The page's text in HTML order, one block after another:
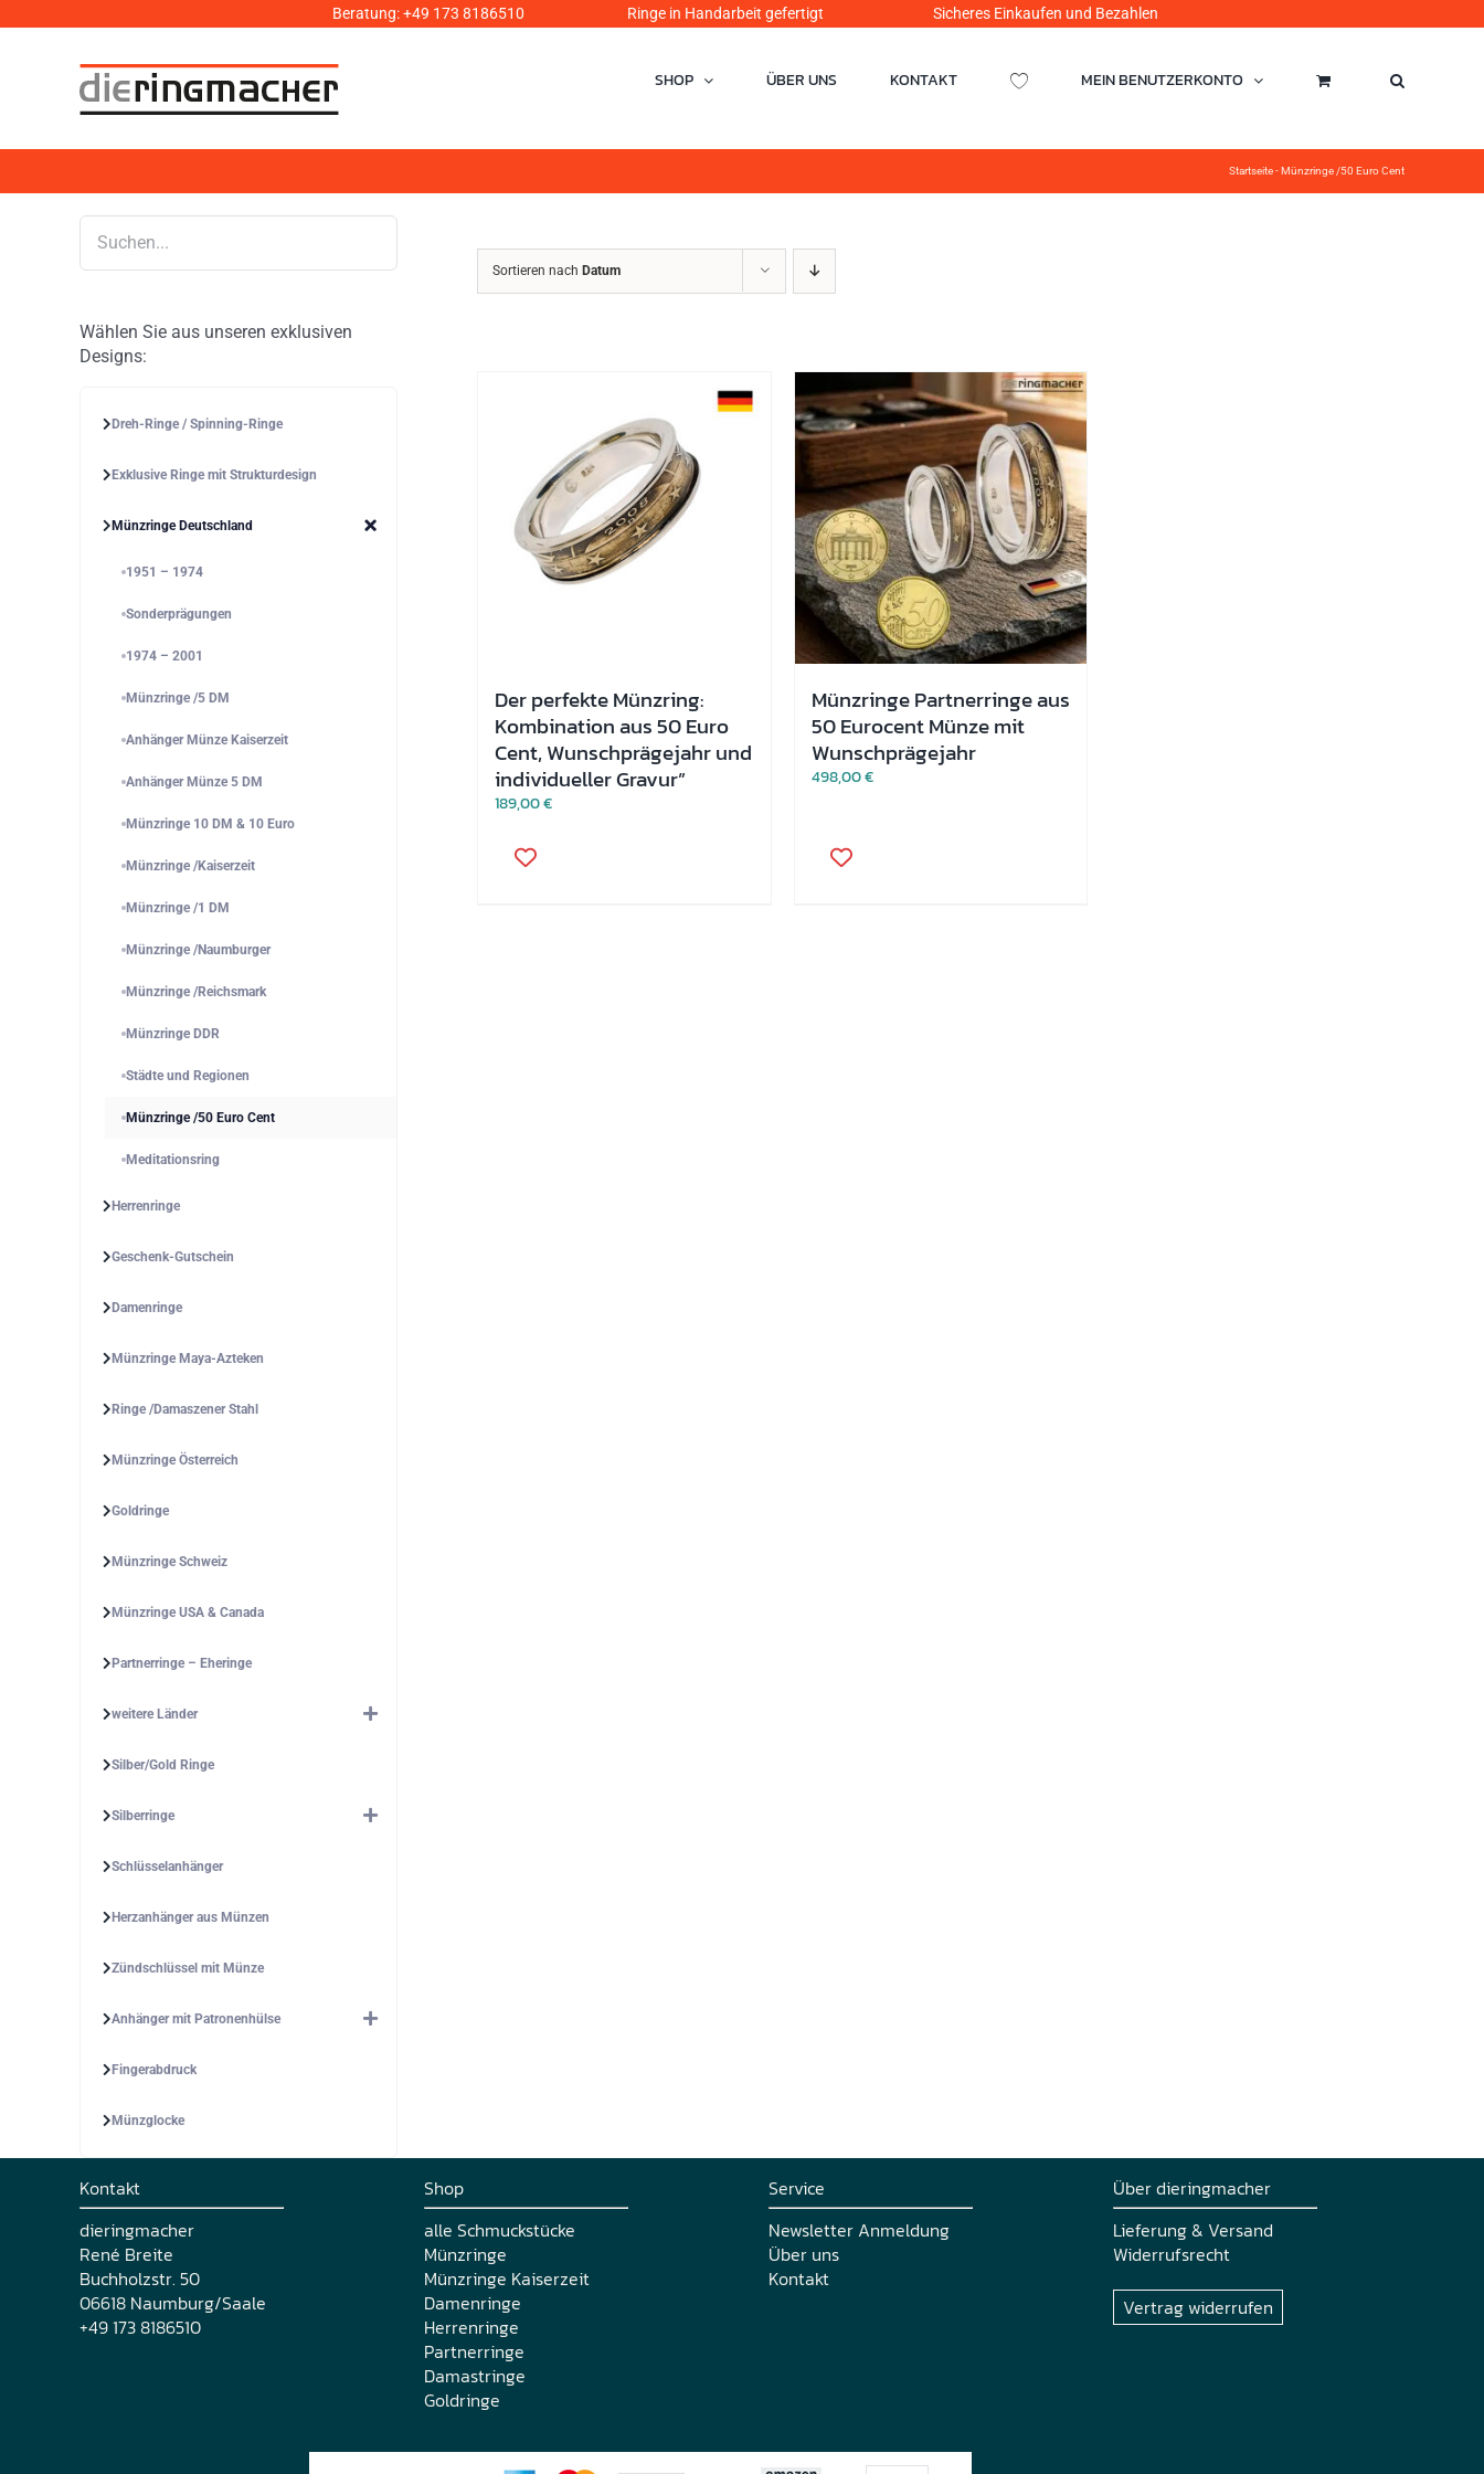
Beratung:+49 173 8186510 Ringe in Handarbeit gefertigt Sicheres Einkaufen und Bezahlen
Inhalt
SHOP ÜBER UNS KONTAKT MEIN BENUTZERKONTO
Startseite-Münzringe /50 Euro Cent
Sortieren nach Datum
Der perfekte Münzring:
Kombination aus 50 Euro
Cent, Wunschprägejahr und
individueller Gravur”
189,00€
Produkt
Münzringe Partnerringe aus
50 Eurocent Münze mit
Wunschprägejahr
498,00€
Produkt
Wählen Sie aus unseren exklusiven
Designs:
Dreh-Ringe / Spinning-Ringe
Exklusive Ringe mit Strukturdesign
Münzringe Deutschland
1951 – 1974
Sonderprägungen
1974 – 2001
Münzringe /5 DM
Anhänger Münze Kaiserzeit
Anhänger Münze 5 DM
Münzringe 10 DM & 10 Euro
Münzringe /Kaiserzeit
Münzringe /1 DM
Münzringe /Naumburger
Münzringe /Reichsmark
Münzringe DDR
Städte und Regionen
Münzringe /50 Euro Cent
Meditationsring
Herrenringe
Geschenk-Gutschein
Damenringe
Münzringe Maya-Azteken
Ringe /Damaszener Stahl
Münzringe Österreich
Goldringe
Münzringe Schweiz
Münzringe USA & Canada
Partnerringe – Eheringe
weitere Länder
Silber/Gold Ringe
Silberringe
Schlüsselanhänger
Herzanhänger aus Münzen
Zündschlüssel mit Münze
Anhänger mit Patronenhülse
Fingerabdruck
Münzglocke
Kontakt
dieringmacher
René Breite
Buchholzstr. 50
06618 Naumburg/Saale
+49 173 8186510
Shop
alle Schmuckstücke
Münzringe
Münzringe Kaiserzeit
Damenringe
Herrenringe
Partnerringe
Damastringe
Goldringe
Service
Newsletter Anmeldung
Über uns
Kontakt
Über dieringmacher
Lieferung & Versand
Widerrufsrecht
Vertrag widerrufen